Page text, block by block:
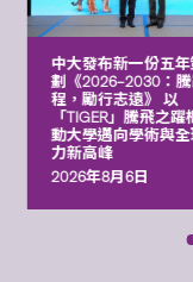
中大發布新一份五
劃《2026‒2030：
程，勵行志遠》 以
「TIGER」騰飛之躍
動大學邁向學術與
力新高峰
2026年8月6日